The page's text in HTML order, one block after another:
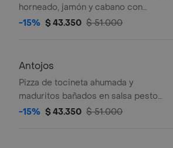
horneado, jamón y cabano con
tamaño a elegir.
-15% $ 43.350 $ 51.000
Antojos
Pizza de tocineta ahumada y
maduritos bañados en salsa pesto
con tamaño a elegir.
-15% $ 43.350 $ 51.000